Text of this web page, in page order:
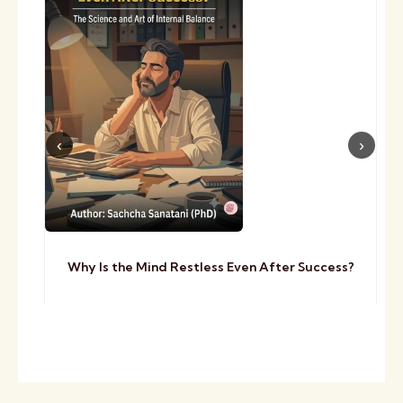
Why Is the Mind Restless Even After Success?